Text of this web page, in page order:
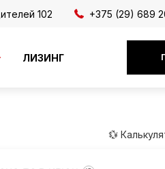
102 +375 (29) 689
ЛИЗИНГ
💱